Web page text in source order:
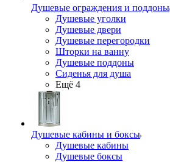
Душевые ограждения и поддоны
Душевые уголки
Душевые двери
Душевые перегородки
Шторки на ванну
Душевые поддоны
Сиденья для душа
Ещё 4
Душевые кабины и боксы
Душевые кабины
Душевые боксы